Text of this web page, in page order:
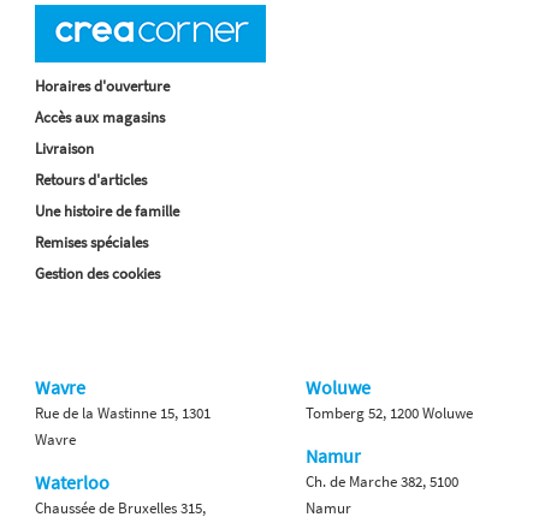
Horaires d'ouverture
Accès aux magasins
Livraison
Retours d'articles
Une histoire de famille
Remises spéciales
Gestion des cookies
Wavre
Rue de la Wastinne 15, 1301
Wavre
Waterloo
Chaussée de Bruxelles 315,
Woluwe
Tomberg 52, 1200 Woluwe
Namur
Ch. de Marche 382, 5100
Namur